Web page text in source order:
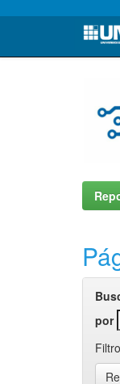
Skip
por